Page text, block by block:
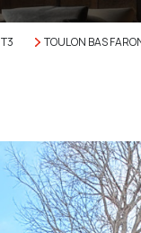
T3 TOULON BAS